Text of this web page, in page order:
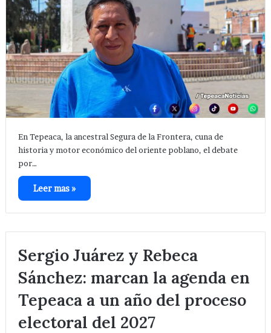
En Tepeaca, la ancestral Segura de la Frontera, cuna de
historia y motor económico del oriente poblano, el debate
por…
Leer mas »
Sergio Juárez y Rebeca
Sánchez: marcan la agenda en
Tepeaca a un año del proceso
electoral del 2027